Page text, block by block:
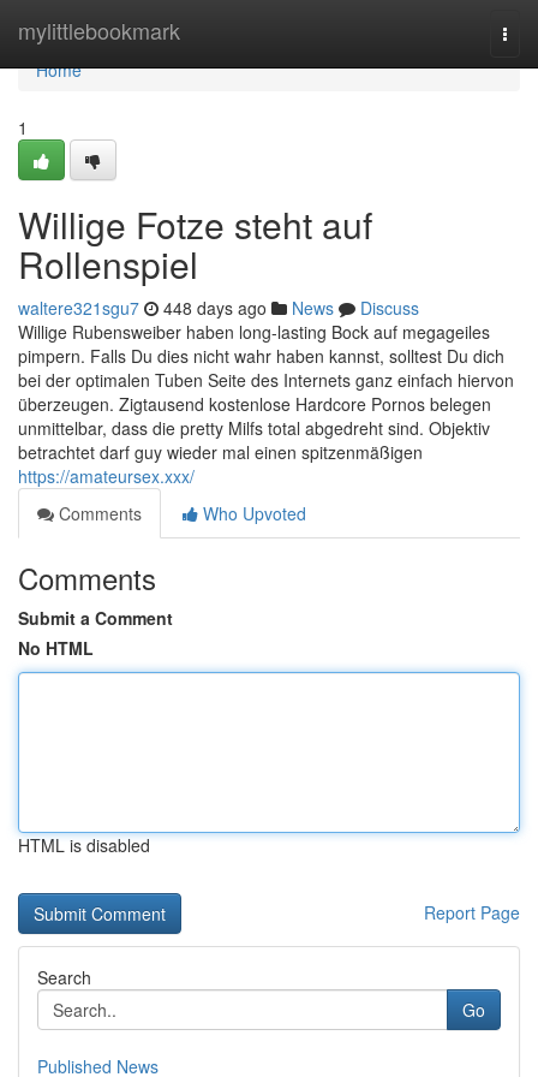
mylittlebookmark
Home
Home
1
Willige Fotze steht auf
Rollenspiel
waltere321sgu7 448 days ago News
Discuss
Willige Rubensweiber haben long-lasting Bock auf megageiles
pimpern. Falls Du dies nicht wahr haben kannst, solltest Du dich
bei der optimalen Tuben Seite des Internets ganz einfach hiervon
überzeugen. Zigtausend kostenlose Hardcore Pornos belegen
unmittelbar, dass die pretty Milfs total abgedreht sind. Objektiv
betrachtet darf guy wieder mal einen spitzenmäßigen
https://amateursex.xxx/
Comments
Who Upvoted
Comments
Submit a Comment
No HTML
HTML is disabled
Report Page
Search
Go
Published News